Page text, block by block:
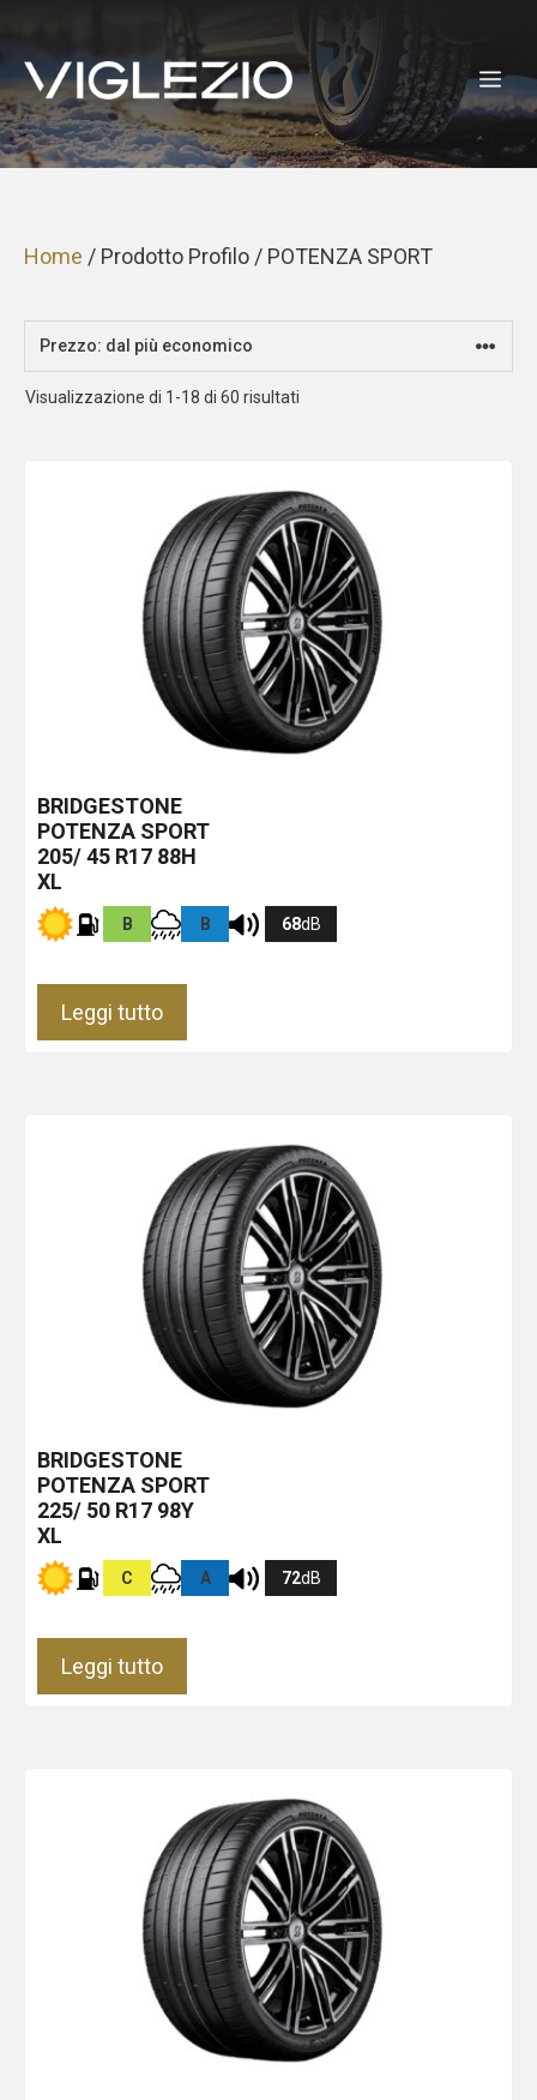
contenuto
Home / Prodotto Profilo / POTENZA SPORT
Visualizzazione di 1-18 di 60 risultati
BRIDGESTONE
POTENZA SPORT
205/ 45 R17 88H
XL
B B 68dB
Leggi tutto
BRIDGESTONE
POTENZA SPORT
225/ 50 R17 98Y
XL
C A 72dB
Leggi tutto